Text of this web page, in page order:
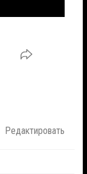
Редактировать